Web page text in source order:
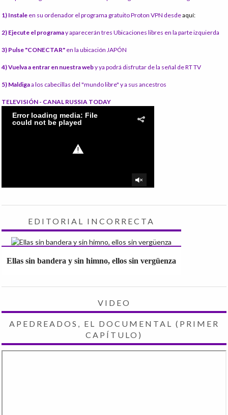
1) Instale en su ordenador el programa gratuito Proton VPN desdeaquí:
2) Ejecute el programay aparecerán tres Ubicaciones libres en la parte izquierda
3) Pulse "CONECTAR" en la ubicación JAPÓN
4) Vuelva a entrar en nuestra weby ya podrá disfrutar de la señal de RT TV
5) Maldigaa los cabecillas del "mundo libre" y a sus ancestros
TELEVISIÓN - CANAL RUSSIA TODAY
EDITORIAL INCORRECTA
Ellas sin bandera y sin himno, ellos sin vergüenza
VIDEO
APEDREADOS, EL DOCUMENTAL (PRIMER
CAPÍTULO)